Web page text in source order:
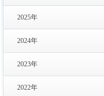
2025年
2024年
2023年
2022年